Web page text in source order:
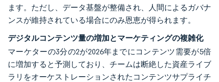
ます。ただし、データ基盤が整備され、人間によるガバナ
ンスが維持されている場合にのみ恩恵が得られます。
デジタルコンテンツ量の増加とマーケティングの複雑化
マーケターの3分の2が2026年までにコンテンツ需要が5倍
に増加すると予測しており、チームは断絶した資産ライブ
ラリをオーケストレーションされたコンテンツサプライチ